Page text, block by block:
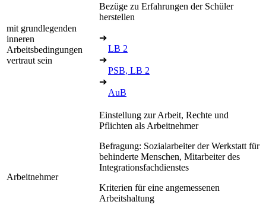
mit grundlegenden
inneren
Arbeitsbedingungen
vertraut sein
Bezüge zu Erfahrungen der Schüler
herstellen
➔
LB 2
➔
PSB, LB 2
➔
AuB
Arbeitnehmer
Einstellung zur Arbeit, Rechte und
Pflichten als Arbeitnehmer
Befragung: Sozialarbeiter der Werkstatt für
behinderte Menschen, Mitarbeiter des
Integrationsfachdienstes
Kriterien für eine angemessenen
Arbeitshaltung